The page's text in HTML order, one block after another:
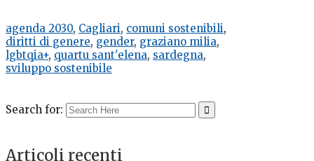
agenda 2030, Cagliari, comuni sostenibili,
diritti di genere, gender, graziano milia,
lgbtqia+, quartu sant'elena, sardegna,
sviluppo sostenibile
Search for:
Articoli recenti